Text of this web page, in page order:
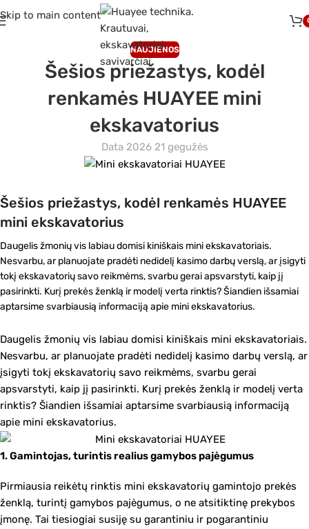
Skip to main content
NAUJIENOS
Šešios priežastys, kodėl
renkamės HUAYEE mini
ekskavatorius
Data 2026 21 gegužės
Šešios priežastys, kodėl renkamės HUAYEE
mini ekskavatorius
Daugelis žmonių vis labiau domisi kiniškais mini ekskavatoriais.
Nesvarbu, ar planuojate pradėti nedidelį kasimo darbų verslą, ar įsigyti
tokį ekskavatorių savo reikmėms, svarbu gerai apsvarstyti, kaip jį
pasirinkti. Kurį prekės ženklą ir modelį verta rinktis? Šiandien išsamiai
aptarsime svarbiausią informaciją apie mini ekskavatorius.
Daugelis žmonių vis labiau domisi kiniškais mini ekskavatoriais.
Nesvarbu, ar planuojate pradėti nedidelį kasimo darbų verslą, ar
įsigyti tokį ekskavatorių savo reikmėms, svarbu gerai
apsvarstyti, kaip jį pasirinkti. Kurį prekės ženklą ir modelį verta
rinktis? Šiandien išsamiai aptarsime svarbiausią informaciją
apie mini ekskavatorius.
1. Gamintojas, turintis realius gamybos pajėgumus
Pirmiausia reikėtų rinktis mini ekskavatorių gamintojo prekės
ženklą, turintį gamybos pajėgumus, o ne atsitiktinę prekybos
įmonę. Tai tiesiogiai susiję su garantiniu ir pogarantiniu